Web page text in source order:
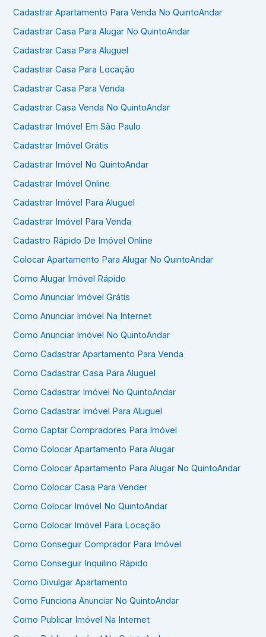
Cadastrar Apartamento Para Venda No QuintoAndar
Cadastrar Casa Para Alugar No QuintoAndar
Cadastrar Casa Para Aluguel
Cadastrar Casa Para Locação
Cadastrar Casa Para Venda
Cadastrar Casa Venda No QuintoAndar
Cadastrar Imóvel Em São Paulo
Cadastrar Imóvel Grátis
Cadastrar Imóvel No QuintoAndar
Cadastrar Imóvel Online
Cadastrar Imóvel Para Aluguel
Cadastrar Imóvel Para Venda
Cadastro Rápido De Imóvel Online
Colocar Apartamento Para Alugar No QuintoAndar
Como Alugar Imóvel Rápido
Como Anunciar Imóvel Grátis
Como Anunciar Imóvel Na Internet
Como Anunciar Imóvel No QuintoAndar
Como Cadastrar Apartamento Para Venda
Como Cadastrar Casa Para Aluguel
Como Cadastrar Imóvel No QuintoAndar
Como Cadastrar Imóvel Para Aluguel
Como Captar Compradores Para Imóvel
Como Colocar Apartamento Para Alugar
Como Colocar Apartamento Para Alugar No QuintoAndar
Como Colocar Casa Para Vender
Como Colocar Imóvel No QuintoAndar
Como Colocar Imóvel Para Locação
Como Conseguir Comprador Para Imóvel
Como Conseguir Inquilino Rápido
Como Divulgar Apartamento
Como Funciona Anunciar No QuintoAndar
Como Publicar Imóvel Na Internet